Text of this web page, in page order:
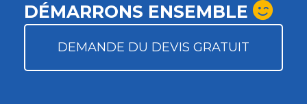
DÉMARRONS ENSEMBLE
DEMANDE DU DEVIS GRATUIT